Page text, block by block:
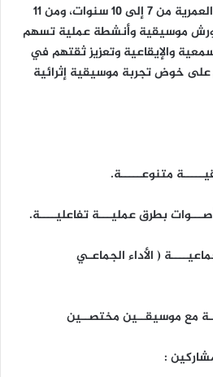
ويستهدف البرنامج الفئات العمرية من 7 إلى 10 سنوات، ومن 11
في ورش موسيقية وأنشطة عملية تسهم
والإيقاعية وتعزيز ثقتهم في
خوض تجربة موسيقية إثرائية
متنوعـــــة.
بطرق عمليـــة تفاعليــــة.
( الأداء الجماعـي
مع موسيقــين مختصــين
: